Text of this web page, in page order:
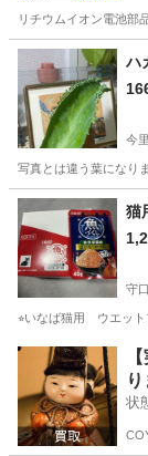
リチウムイオン電池部
兵庫 南あわじ市ハ
今
写真とは違う葉になり
大阪 大阪市
猫
守
⭐︎いなば猫用 ウエッ
大阪 守口市
状